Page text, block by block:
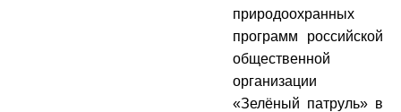
природоохранных
программ российской
общественной
организации
«Зелёный патруль» в